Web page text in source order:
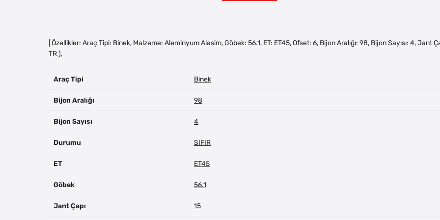
| Özellikler: Araç Tipi: Binek, Malzeme: Aleminyum Alasim, Göbek: 56.1, ET: ET45, Ofset: 6, Bijon Aralığı: 98, Bijon Sayısı: 4, Jant
TR ),
Araç Tipi Binek
Bijon Aralığı 98
Bijon Sayısı 4
Durumu SIFIR
ET ET45
Göbek 56.1
Jant Çapı 15